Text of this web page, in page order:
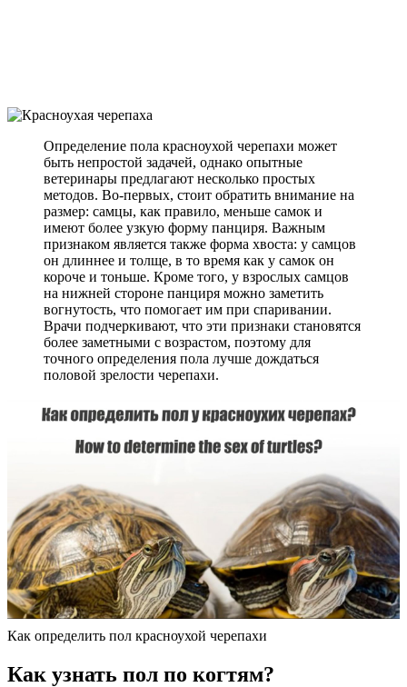
Определение пола красноухой черепахи может
быть непростой задачей, однако опытные
ветеринары предлагают несколько простых
методов. Во-первых, стоит обратить внимание на
размер: самцы, как правило, меньше самок и
имеют более узкую форму панциря. Важным
признаком является также форма хвоста: у самцов
он длиннее и толще, в то время как у самок он
короче и тоньше. Кроме того, у взрослых самцов
на нижней стороне панциря можно заметить
вогнутость, что помогает им при спаривании.
Врачи подчеркивают, что эти признаки становятся
более заметными с возрастом, поэтому для
точного определения пола лучше дождаться
половой зрелости черепахи.
Как определить пол красноухой черепахи
Как узнать пол по когтям?